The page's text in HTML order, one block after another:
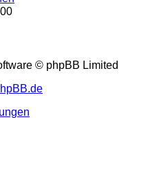
© phpBB Limited